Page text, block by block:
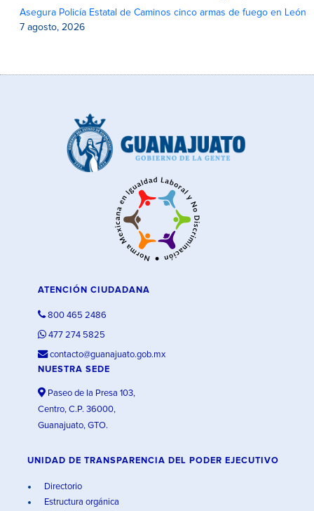
Asegura Policía Estatal de Caminos cinco armas de fuego en León
7 agosto, 2026
ATENCIÓN CIUDADANA
800 465 2486
477 274 5825
contacto@guanajuato.gob.mx
NUESTRA SEDE
Paseo de la Presa 103,
Centro, C.P. 36000,
Guanajuato, GTO.
UNIDAD DE TRANSPARENCIA DEL PODER EJECUTIVO
Directorio
Estructura orgánica